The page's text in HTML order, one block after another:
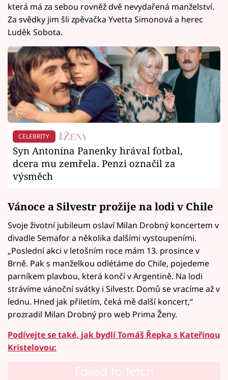
která má za sebou rovněž dvě nevydařená manželství.
Za svědky jim šli zpěvačka Yvetta Simonová a herec
Luděk Sobota.
CELEBRITY
Syn Antonína Panenky hrával fotbal,
dcera mu zemřela. Penzi označil za
výsměch
Vánoce a Silvestr prožije na lodi v Chile
Svoje životní jubileum oslaví Milan Drobný koncertem v
divadle Semafor a několika dalšími vystoupeními.
„Poslední akci v letošním roce mám 13. prosince v
Brně. Pak s manželkou odlétáme do Chile, pojedeme
parníkem plavbou, která končí v Argentině. Na lodi
strávíme vánoční svátky i Silvestr. Domů se vracíme až v
lednu. Hned jak přiletím, čeká mě další koncert,“
prozradil Milan Drobný pro web Prima Ženy.
Podívejte se také, jak bydlí Tomáš Řepka s Kateřinou
Kristelovou:
Failed to fetch